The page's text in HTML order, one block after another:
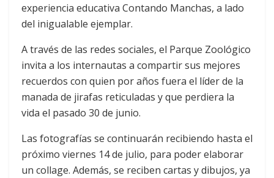
experiencia educativa Contando Manchas, a lado
del inigualable ejemplar.
A través de las redes sociales, el Parque Zoológico
invita a los internautas a compartir sus mejores
recuerdos con quien por años fuera el líder de la
manada de jirafas reticuladas y que perdiera la
vida el pasado 30 de junio.
Las fotografías se continuarán recibiendo hasta el
próximo viernes 14 de julio, para poder elaborar
un collage. Además, se reciben cartas y dibujos, ya